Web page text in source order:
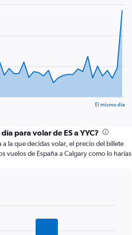
El mismo día
para volar de ES a YYC?
la que decidas volar, el precio del billete
vuelos de España a Calgary como lo harías